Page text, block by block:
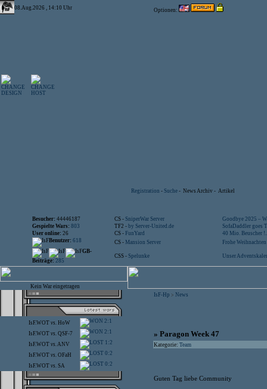
08.Aug.2026 , 14:10 Uhr Optionen:
Registration - Suche - News Archiv - Artikel
Besucher: 44446187 CS - SniperWar Server
Goodbye 2025 –
Gespielte Wars: 803 TF2 - by Server-United.de
SofaDaddler goes
User online: 26 CS - FunYard
40 Mio. Beuscher
Benutzer: 618 CS - Mansion Server
Frohe
GB-
Beiträge: 285
CSS - Spelunke Unser
Kein War eingetragen
IsF.WOT vs. HoW 2:1
IsF.WOT vs. QSF-7 2:1
IsF.WOT vs.ANV 1:2
IsF.WOT vs. OFaH 0:2
IsF.WOT vs. SA 0:2
IsF-Hp > News
» Paragon Week 47
Kategorie: Team
Guten Tag liebe Community